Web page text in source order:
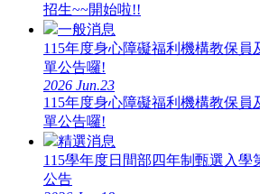
招生~~開始啦!!
一般消息
115年度身心障礙福利機構教保員
單公告囉!
2026 Jun.23
115年度身心障礙福利機構教保員
單公告囉!
精選消息
115學年度日間部四年制甄選入學
公告